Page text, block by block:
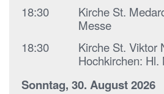
18:30
Kirche St.
Messe
18:30
Kirche St. Viktor
Hochkirchen: Hl.
Sonntag, 30. August 2026